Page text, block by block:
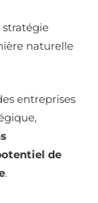
stratégie
naturelle
entreprises
de
.